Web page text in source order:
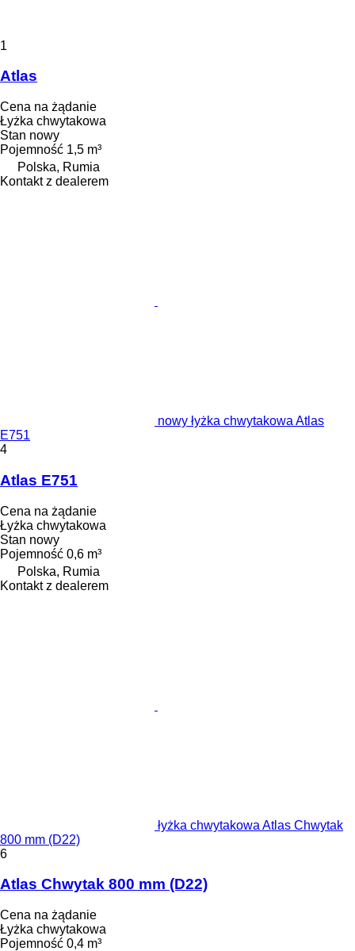
1
Atlas
Cena na żądanie
Łyżka chwytakowa
Stan nowy
Pojemność 1,5 m³
Polska, Rumia
Kontakt z dealerem
nowy łyżka chwytakowa Atlas
E751
4
Atlas E751
Cena na żądanie
Łyżka chwytakowa
Stan nowy
Pojemność 0,6 m³
Polska, Rumia
Kontakt z dealerem
łyżka chwytakowa Atlas Chwytak
800 mm (D22)
6
Atlas Chwytak 800 mm (D22)
Cena na żądanie
Łyżka chwytakowa
Pojemność 0,4 m³